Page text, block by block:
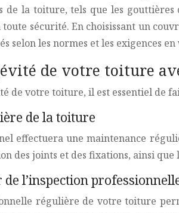
de la toiture, tels que les
sécurité. En choisissant un
selon les normes et les exigences en
de votre toiture
de votre toiture, il est essentiel de
de la toiture
effectuera une maintenance
des joints et des fixations, ainsi
l’inspection
régulière de votre toiture